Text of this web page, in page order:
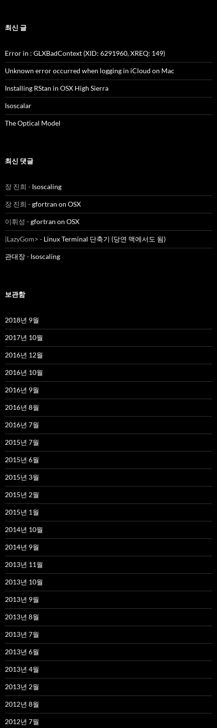
최신 글
Error in : GLXBadContext (XID: 6291960, XREQ: 149)
Unknown error occurred when logging in iCloud on Mac
Installing RStan in OSX High Sierra
Isoscalar
The Optical Model
최신 댓글
장 진희 - Isoscaling
장 진희 -gfortran on OSX
이휘성 -gfortran on OSX
|LazyGom> - Linux Terminal 단축기 (당연 맥에서도 됨)
관대장- Isoscaling
보관함
2018년 9월
2017년 10월
2016년 12월
2016년 10월
2016년 9월
2016년 8월
2016년 7월
2015년 7월
2015년 6월
2015년 3월
2015년 2월
2015년 1월
2014년 10월
2014년 9월
2013년 11월
2013년 10월
2013년 9월
2013년 8월
2013년 7월
2013년 6월
2013년 4월
2013년 2월
2012년 8월
2012년 7월